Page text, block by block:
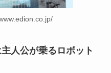
人公が乗るロボット